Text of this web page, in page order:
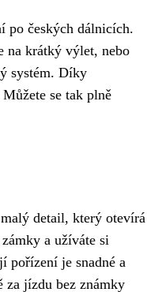
po českých dálnicích.
na krátký výlet, nebo
systém. Díky
se tak plně
detail, který otevírá
a užíváte si
pořízení je snadné a
za jízdu bez známky